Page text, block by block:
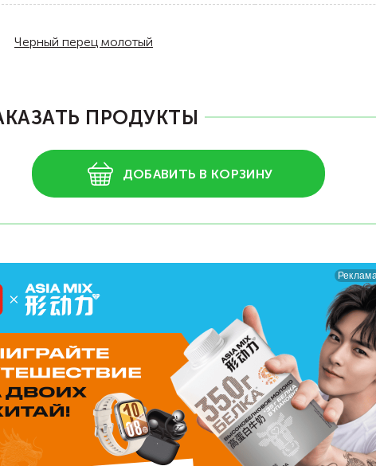
Черный перец молотый
ПРОДУКТЫ
ДОБАВИТЬ В КОРЗИНУ